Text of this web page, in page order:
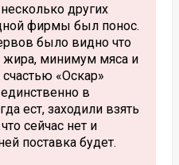
других
фирмы был понос.
было видно что
жира, минимум мяса и
«Оскар»
в
ест, заходили взять
сейчас нет и
поставка будет.